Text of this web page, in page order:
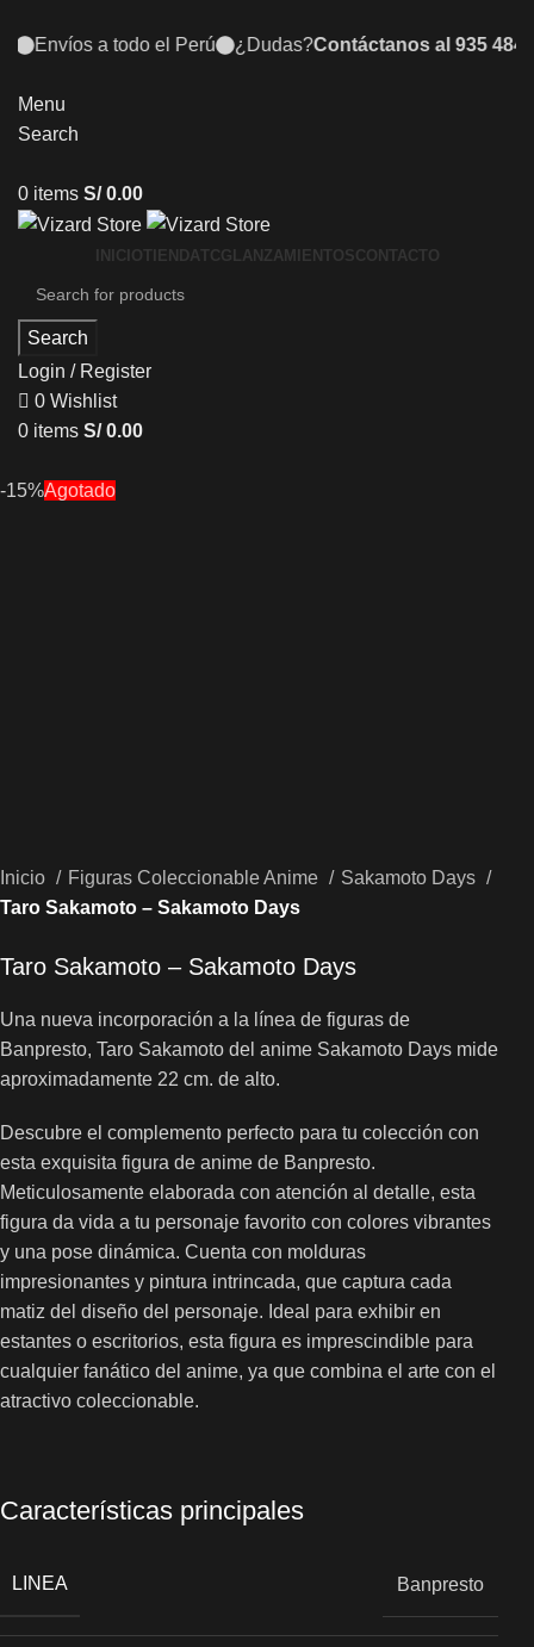
el Perú ¿Dudas? Contáctanos al 935 484 070 Descubre
Menu
Search
0 items S/0.00
INICIOTIENDATCG LANZAMIENTOSCONTACTO
Search
Login / Register
0 Wishlist
0 items S/0.00
-15%Agotado
Inicio Figuras Coleccionable Anime
Sakamoto Days
Taro Sakamoto – Sakamoto Days
Taro Sakamoto – Sakamoto Days
Una nueva incorporación a la línea de figuras de
Banpresto, Taro Sakamoto del anime Sakamoto Days mide
aproximadamente 22 cm. de alto.
Descubre el complemento perfecto para tu colección con
esta exquisita figura de anime de Banpresto.
Meticulosamente elaborada con atención al detalle, esta
figura da vida a tu personaje favorito con colores vibrantes
y una pose dinámica. Cuenta con molduras
impresionantes y pintura intrincada, que captura cada
matiz del diseño del personaje. Ideal para exhibir en
estantes o escritorios, esta figura es imprescindible para
cualquier fanático del anime, ya que combina el arte con el
atractivo coleccionable.
Características principales
LINEA Banpresto